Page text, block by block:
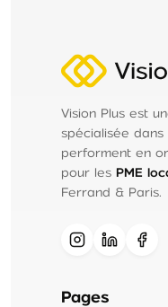
Vision Plus est
spécialisée dans
performent en
pour les PME
Ferrand & Paris.
Pages